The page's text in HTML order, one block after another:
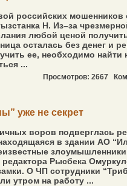
российских мошенников
Н. Из–за
любой ценой
осталась без денег и
ее, необходимо найти
...
Просмотров: 2667
уже не секрет
воров подверглась
в здании АО
редактора Рысбека
О ЧП сотрудники
утром на работу ...